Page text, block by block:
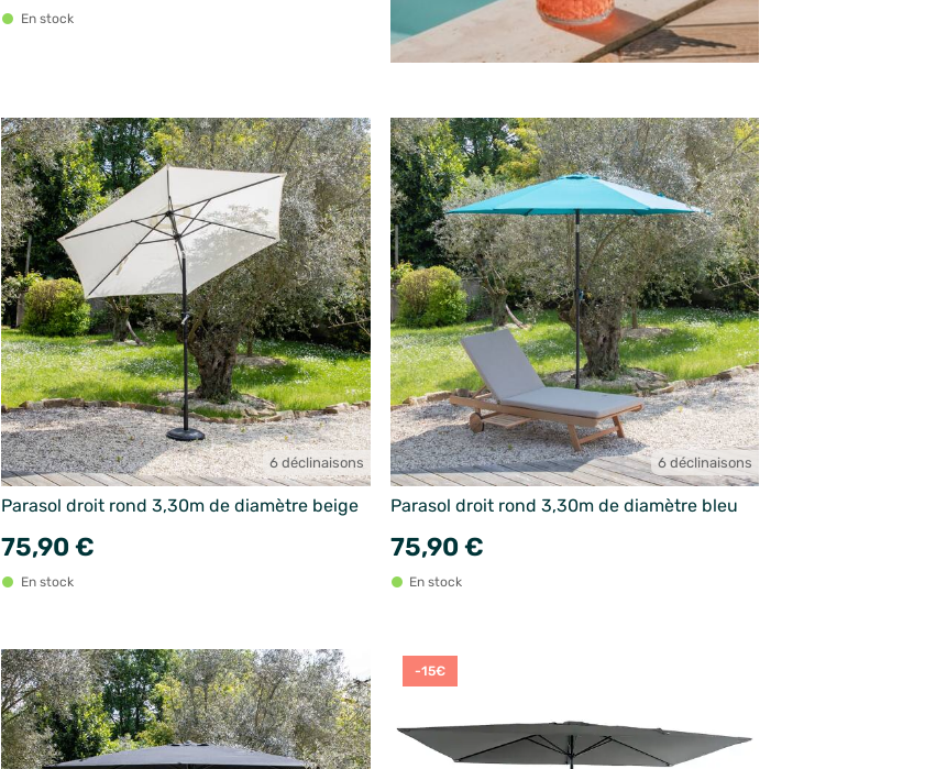
En stock
6 déclinaisons
Parasol droit rond 3,30m de diamètre beige
75,90 €
En stock
6 déclinaisons
Parasol droit rond 3,30m de diamètre bleu
75,90 €
En stock
-15€